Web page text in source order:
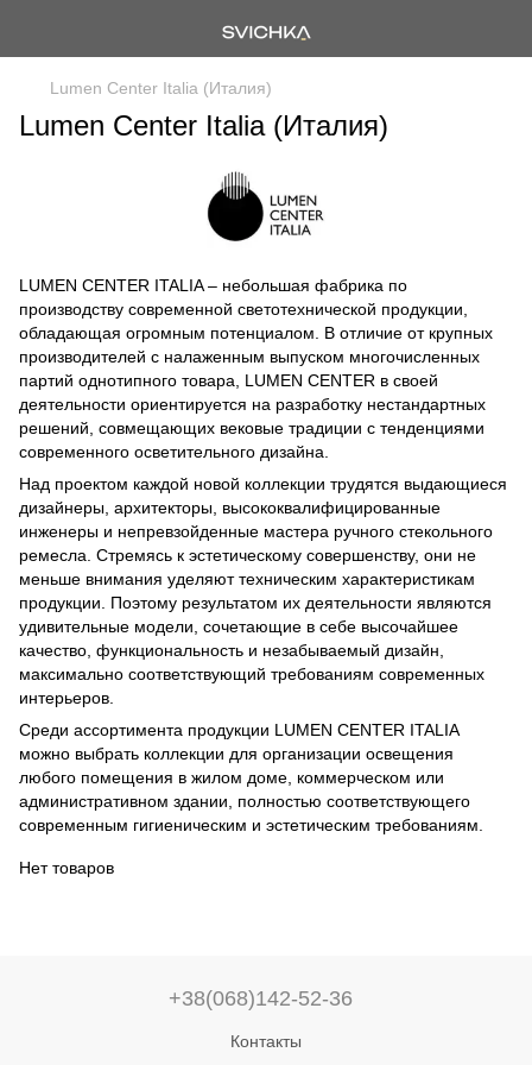
Lumen Center Italia (Италия)
Lumen Center Italia (Италия)
LUMEN CENTER ITALIA – небольшая фабрика по
производству современной светотехнической продукции,
обладающая огромным потенциалом. В отличие от крупных
производителей с налаженным выпуском многочисленных
партий однотипного товара, LUMEN CENTER в своей
деятельности ориентируется на разработку нестандартных
решений, совмещающих вековые традиции с тенденциями
современного осветительного дизайна.
Над проектом каждой новой коллекции трудятся выдающиеся
дизайнеры, архитекторы, высококвалифицированные
инженеры и непревзойденные мастера ручного стекольного
ремесла. Стремясь к эстетическому совершенству, они не
меньше внимания уделяют техническим характеристикам
продукции. Поэтому результатом их деятельности являются
удивительные модели, сочетающие в себе высочайшее
качество, функциональность и незабываемый дизайн,
максимально соответствующий требованиям современных
интерьеров.
Среди ассортимента продукции LUMEN CENTER ITALIA
можно выбрать коллекции для организации освещения
любого помещения в жилом доме, коммерческом или
административном здании, полностью соответствующего
современным гигиеническим и эстетическим требованиям.
Нет товаров
+38(068)142-52-36
Контакты